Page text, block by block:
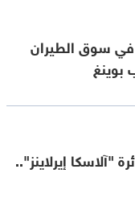
سوق الطيران
"آلاسكا إيرلاينز"..